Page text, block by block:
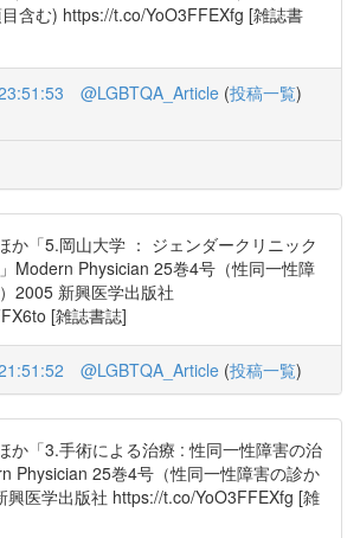
含む) https://t.co/YoO3FFEXfg [雑誌書
@LGBTQA_Article (投稿一覧)
か「5.岡山大学 ： ジェンダークリニック
Modern Physician 25巻4号（性同一性障
2005 新興医学出版社
[雑誌書誌]
@LGBTQA_Article (投稿一覧)
か「3.手術による治療 : 性同一性障害の治
Physician 25巻4号（性同一性障害の診か
興医学出版社 https://t.co/YoO3FFEXfg [雑